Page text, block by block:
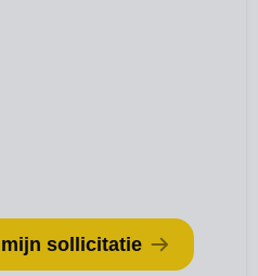
mijn sollicitatie